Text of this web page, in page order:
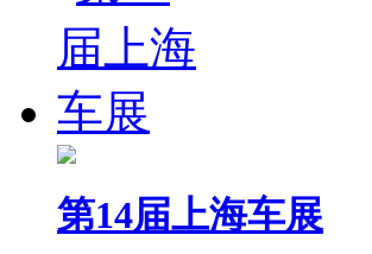
第14届上海车展